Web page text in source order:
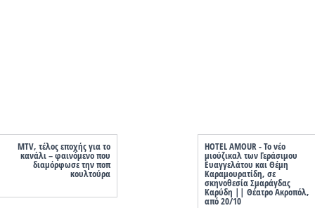
MTV, τέλος εποχής για το
κανάλι – φαινόμενο που
διαμόρφωσε την ποπ
κουλτούρα
HOTEL AMOUR - Το νέο
μιούζικαλ των Γεράσιμου
Ευαγγελάτου και Θέμη
Καραμουρατίδη, σε
σκηνοθεσία Σμαράγδας
Καρύδη || Θέατρο Ακροπόλ,
από 20/10